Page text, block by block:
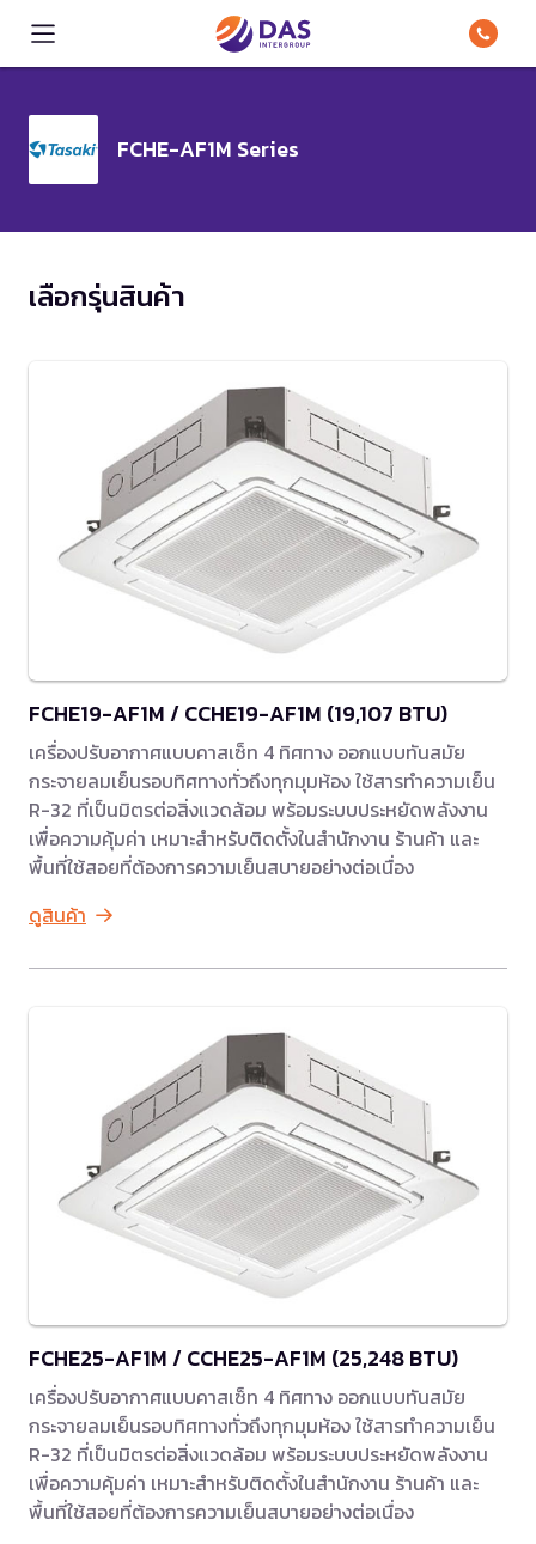
FCHE-AF1M Series
เลือกรุ่นสินค้า
FCHE19-AF1M / CCHE19-AF1M (19,107 BTU)
เครื่องปรับอากาศแบบคาสเซ็ท 4 ทิศทาง ออกแบบทันสมัย
กระจายลมเย็นรอบทิศทางทั่วถึงทุกมุมห้อง ใช้สารทำความเย็น
R-32 ที่เป็นมิตรต่อสิ่งแวดล้อม พร้อมระบบประหยัดพลังงาน
เพื่อความคุ้มค่า เหมาะสำหรับติดตั้งในสำนักงาน ร้านค้า และ
พื้นที่ใช้สอยที่ต้องการความเย็นสบายอย่างต่อเนื่อง
ดูสินค้า
FCHE25-AF1M / CCHE25-AF1M (25,248 BTU)
เครื่องปรับอากาศแบบคาสเซ็ท 4 ทิศทาง ออกแบบทันสมัย
กระจายลมเย็นรอบทิศทางทั่วถึงทุกมุมห้อง ใช้สารทำความเย็น
R-32 ที่เป็นมิตรต่อสิ่งแวดล้อม พร้อมระบบประหยัดพลังงาน
เพื่อความคุ้มค่า เหมาะสำหรับติดตั้งในสำนักงาน ร้านค้า และ
พื้นที่ใช้สอยที่ต้องการความเย็นสบายอย่างต่อเนื่อง